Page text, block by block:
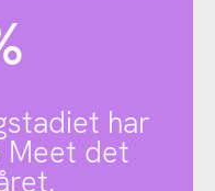
har
Meet det